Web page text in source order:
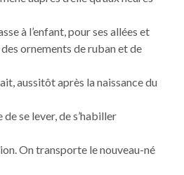
à l’enfant, pour ses allées et
ornements de ruban et de
aussitôt après la naissance du
se lever, de s’habiller
On transporte le nouveau-né